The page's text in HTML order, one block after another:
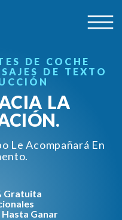
DE COCHE
DE TEXTO
LA
Le Acompañará En
Gratuita
Ganar